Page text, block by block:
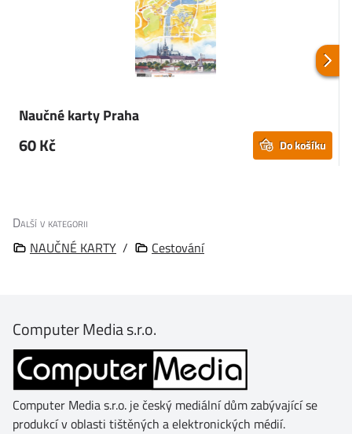
Naučné karty Praha
60 Kč Do košíku
Další v kategorii
NAUČNÉ KARTY / Cestování
Computer Media s.r.o.
Computer Media s.r.o. je český mediální dům zabývající se
produkcí v oblasti tištěných a elektronických médií.